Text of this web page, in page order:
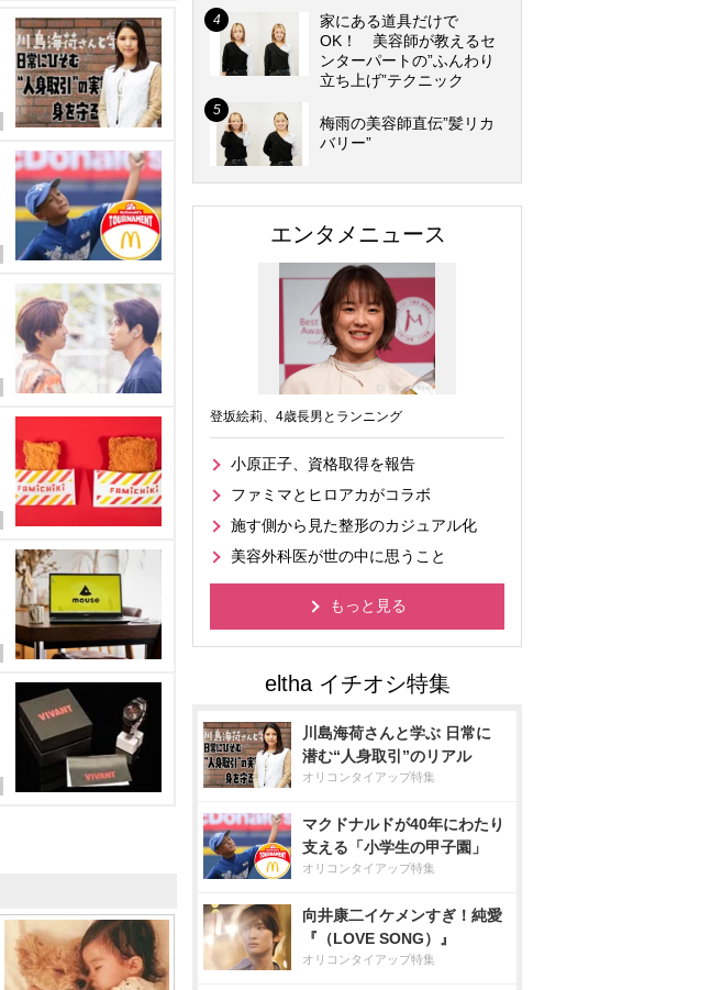
家にある道具だけで
OK！ 美容師が教えるセ
ンターパートの”ふんわり
立ち上げ”テクニック
梅雨の美容師直伝”髪リカ
バリー”
エンタメニュース
登坂絵莉、4歳長男とランニング
小原正子、資格取得を報告
ファミマとヒロアカがコラボ
施す側から見た整形のカジュアル化
美容外科医が世の中に思うこと
もっと見る
川島海荷さんと学ぶ 日常に
潜む“人身取引”のリアル
オリコンタイアップ特集
マクドナルドが40年にわたり
支える「小学生の甲子園」
オリコンタイアップ特集
向井康二イケメンすぎ！純愛
『（LOVE SONG）』
オリコンタイアップ特集